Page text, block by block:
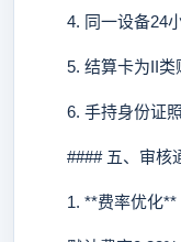
4. 同一设备24小
5. 结算卡为II类
6. 手持身份证照
#### 五、审核
1. **费率优化**